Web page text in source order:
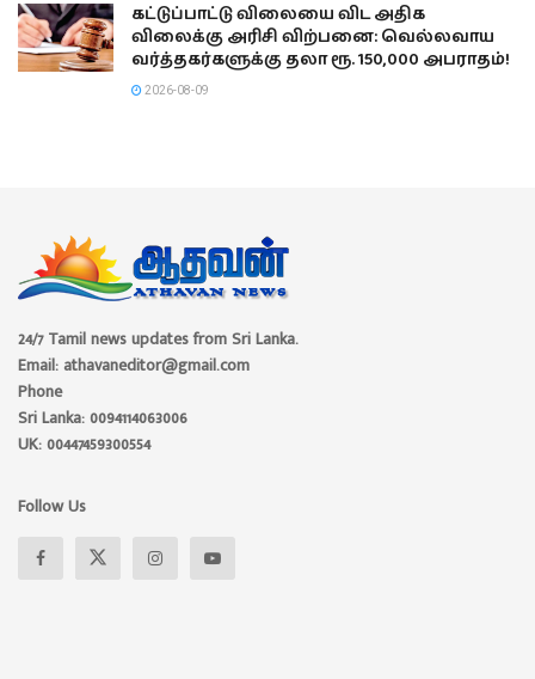
கட்டுப்பாட்டு விலையை விட அதிக
விலைக்கு அரிசி விற்பனை: வெல்லவாய
வர்த்தகர்களுக்கு தலா ரூ. 150,000 அபராதம்!
2026-08-09
24/7 Tamil news updates from Sri Lanka.
Email: athavaneditor@gmail.com
Phone
Sri Lanka: 0094114063006
UK: 00447459300554
Follow Us